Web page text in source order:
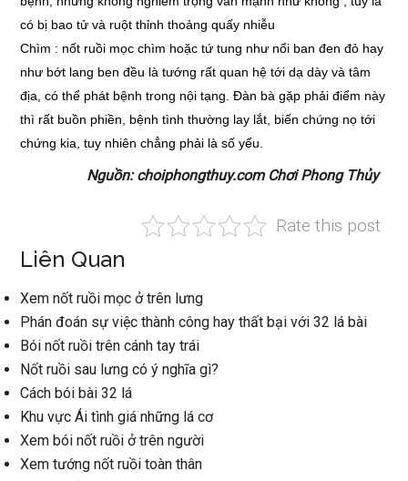
có bị bao tử và ruột thỉnh thoảng quấy nhiễu
Chìm : nốt ruồi mọc chìm hoặc tứ tung như nổi ban đen đỏ hay
như bớt lang ben đều là tướng rất quan hệ tới dạ dày và tâm
địa, có thể phát bệnh trong nội tạng. Đàn bà gặp phải điểm này
thì rất buồn phiền, bệnh tình thường lay lắt, biến chứng nọ tới
chứng kia, tuy nhiên chẳng phải là số yểu.
Nguồn: choiphongthuy.com Chơi Phong Thủy
Rate this post
Liên Quan
Xem nốt ruồi mọc ở trên lưng
Phán đoán sự việc thành công hay thất bại với 32 lá bài
Bói nốt ruồi trên cánh tay trái
Nốt ruồi sau lưng có ý nghĩa gì?
Cách bói bài 32 lá
Khu vực Ái tình giá những lá cơ
Xem bói nốt ruồi ở trên người
Xem tướng nốt ruồi toàn thân